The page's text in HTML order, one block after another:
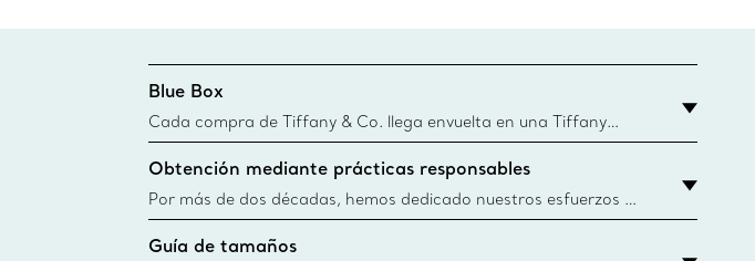
Blue Box
Cada compra de Tiffany & Co. llega envuelta en una Tiffany
Blue Box. Aunque este famoso empaque data de 1886, hoy en
día todas las Blue Boxes y bolsas se fabrican con papel de
fuentes sostenibles y materiales reciclados. Obtener más
información
Obtención mediante prácticas responsables
Por más de dos décadas, hemos dedicado nuestros esfuerzos a
obtener de manera responsable los materiales preciosos que
usamos en nuestros artículos de joyería. Obtener más
Guía de tamaños